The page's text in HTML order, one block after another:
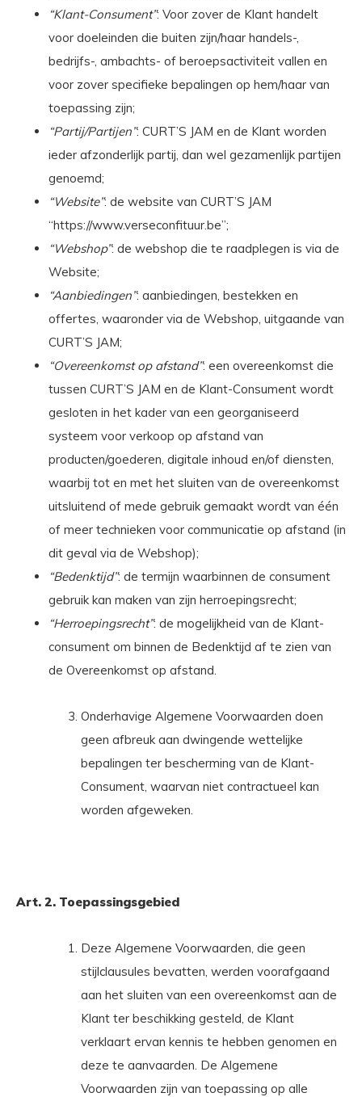
“Klant-Consument”: Voor zover de Klant handelt
voor doeleinden die buiten zijn/haar handels-,
bedrijfs-, ambachts- of beroepsactiviteit vallen en
voor zover specifieke bepalingen op hem/haar van
toepassing zijn;
“Partij/Partijen”: CURT’S JAM en de Klant worden
ieder afzonderlijk partij, dan wel gezamenlijk partijen
genoemd;
“Website”: de website van CURT’S JAM
“https://www.verseconfituur.be”;
“Webshop”: de webshop die te raadplegen is via de
Website;
“Aanbiedingen”: aanbiedingen, bestekken en
offertes, waaronder via de Webshop, uitgaande van
CURT’S JAM;
“Overeenkomst op afstand”: een overeenkomst die
tussen CURT’S JAM en de Klant-Consument wordt
gesloten in het kader van een georganiseerd
systeem voor verkoop op afstand van
producten/goederen, digitale inhoud en/of diensten,
waarbij tot en met het sluiten van de overeenkomst
uitsluitend of mede gebruik gemaakt wordt van één
of meer technieken voor communicatie op afstand (in
dit geval via de Webshop);
“Bedenktijd”: de termijn waarbinnen de consument
gebruik kan maken van zijn herroepingsrecht;
“Herroepingsrecht”: de mogelijkheid van de Klant-
consument om binnen de Bedenktijd af te zien van
de Overeenkomst op afstand.
Onderhavige Algemene Voorwaarden doen
geen afbreuk aan dwingende wettelijke
bepalingen ter bescherming van de Klant-
Consument, waarvan niet contractueel kan
worden afgeweken.
Art. 2. Toepassingsgebied
Deze Algemene Voorwaarden, die geen
stijlclausules bevatten, werden voorafgaand
aan het sluiten van een overeenkomst aan de
Klant ter beschikking gesteld, de Klant
verklaart ervan kennis te hebben genomen en
deze te aanvaarden. De Algemene
Voorwaarden zijn van toepassing op alle